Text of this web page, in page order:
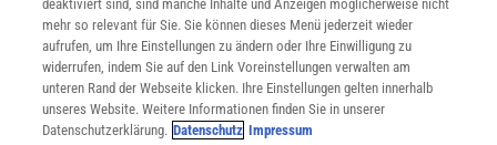
Cookie-Einstellungen
Utiq verwalten
Nutzungsbasierte Onlinewerbung
Alle Artikel
Impressum
deaktiviert sind, sind manche Inhalte und Anzeigen möglicherweise nicht
mehr so relevant für Sie. Sie können dieses Menü jederzeit wieder
aufrufen, um Ihre Einstellungen zu ändern oder Ihre Einwilligung zu
widerrufen, indem Sie auf den Link Voreinstellungen verwalten am
unteren Rand der Webseite klicken. Ihre Einstellungen gelten innerhalb
unseres Website. Weitere Informationen finden Sie in unserer
Datenschutzerklärung. Datenschutz Impressum